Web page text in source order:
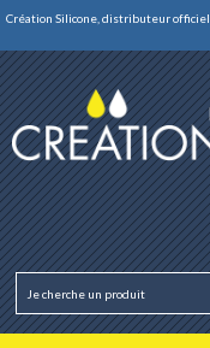
Création Silicone, distributeur officiel